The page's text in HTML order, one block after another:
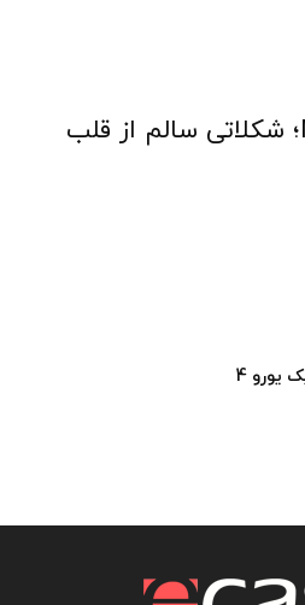
شکلات Mojo Cacao؛ شکلاتی سالم از قلب